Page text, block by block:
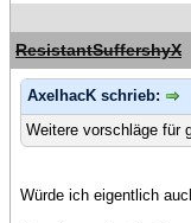
ResistantSuffershyX
AxelhacK schrieb:
Weitere vorschläge für
Würde ich eigentlich